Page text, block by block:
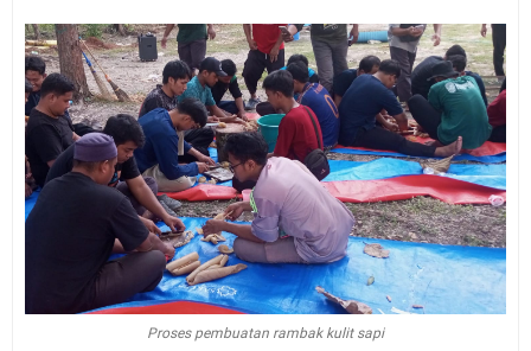
Proses pembuatan rambak kulit sapi